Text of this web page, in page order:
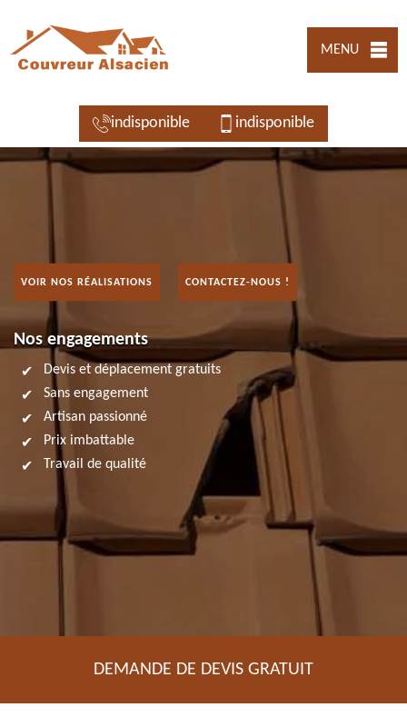
MENU
indisponible indisponible
VOIR NOS RÉALISATIONS CONTACTEZ-NOUS !
Nos engagements
Devis et déplacement gratuits
Sans engagement
Artisan passionné
Prix imbattable
Travail de qualité
DEMANDE DE DEVIS GRATUIT